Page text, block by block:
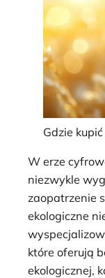
Gdzie
W erze
niezwykle
zaopatrzenie
ekologiczne
które oferują
ekologicznej,